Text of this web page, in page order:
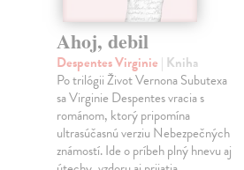
Ahoj, debil
Despentes Virginie | Kniha
Po trilógii Život Vernona Subutexa
sa Virginie Despentes vracia s
románom, ktorý pripomína
ultrasúčasnú verziu Nebezpečných
známostí. Ide o príbeh plný hnevu aj